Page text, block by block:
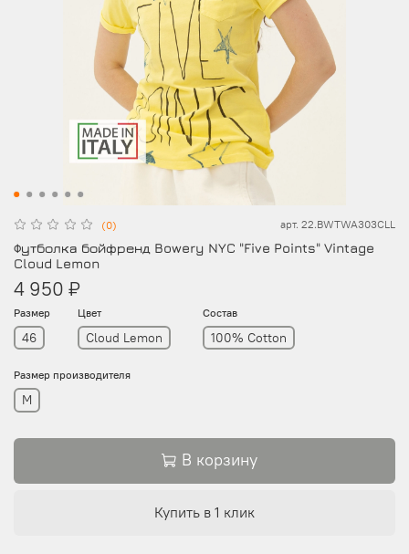
(0) арт. 22.BWTWA303CLL
Футболка бойфренд Bowery NYC "Five Points" Vintage
Cloud Lemon
4 950 ₽
Размер
46
Цвет
Cloud Lemon
Состав
100% Cotton
Размер производителя
M
В корзину
Купить в 1 клик